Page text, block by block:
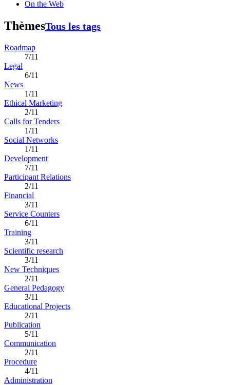
On the Web
ThèmesTous les tags
Roadmap
7/11
Legal
6/11
News
1/11
Ethical Marketing
2/11
Calls for Tenders
1/11
Social Networks
1/11
Development
7/11
Participant Relations
2/11
Financial
3/11
Service Counters
6/11
Training
3/11
Scientific research
3/11
New Techniques
2/11
General Pedagogy
3/11
Educational Projects
2/11
Publication
5/11
Communication
2/11
Procedure
4/11
Administration